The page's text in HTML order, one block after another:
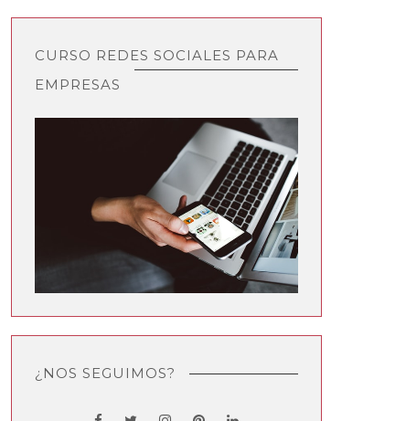
CURSO REDES SOCIALES PARA
EMPRESAS
¿NOS SEGUIMOS?